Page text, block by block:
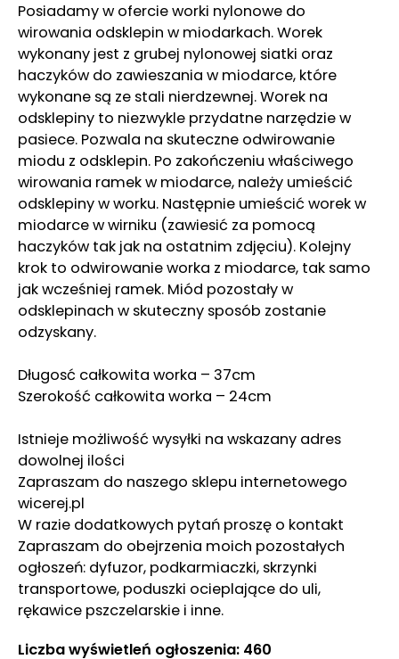
Posiadamy w ofercie worki nylonowe do
wirowania odsklepin w miodarkach. Worek
wykonany jest z grubej nylonowej siatki oraz
haczyków do zawieszania w miodarce, które
wykonane są ze stali nierdzewnej. Worek na
odsklepiny to niezwykle przydatne narzędzie w
pasiece. Pozwala na skuteczne odwirowanie
miodu z odsklepin. Po zakończeniu właściwego
wirowania ramek w miodarce, należy umieścić
odsklepiny w worku. Następnie umieścić worek w
miodarce w wirniku (zawiesić za pomocą
haczyków tak jak na ostatnim zdjęciu). Kolejny
krok to odwirowanie worka z miodarce, tak samo
jak wcześniej ramek. Miód pozostały w
odsklepinach w skuteczny sposób zostanie
odzyskany.
Długosć całkowita worka – 37cm
Szerokość całkowita worka – 24cm
Istnieje możliwość wysyłki na wskazany adres
dowolnej ilości
Zapraszam do naszego sklepu internetowego
wicerej.pl
W razie dodatkowych pytań proszę o kontakt
Zapraszam do obejrzenia moich pozostałych
ogłoszeń: dyfuzor, podkarmiaczki, skrzynki
transportowe, poduszki ocieplające do uli,
rękawice pszczelarskie i inne.
Liczba wyświetleń ogłoszenia: 460